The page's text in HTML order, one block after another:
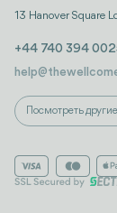
13 Hanover Square
+44 740 394
Посмотреть